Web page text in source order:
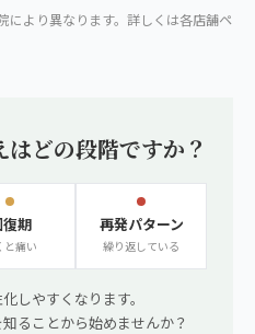
より異なります。詳しくは各店舗ペ
どの段階ですか？
復期
と痛い
再発パターン
繰り返している
しやすくなります。
ることから始めませんか？